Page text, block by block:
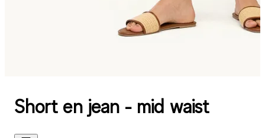
Short en jean - mid waist